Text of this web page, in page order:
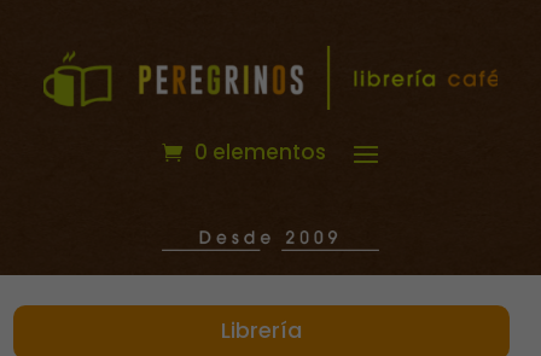
0 elementos
Librería